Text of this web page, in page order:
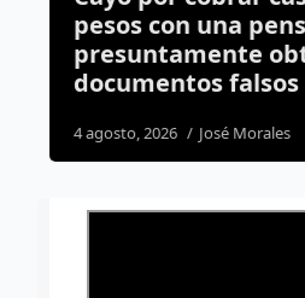
pesos con una
presuntamente
documentos falsos
4 agosto, 2026 José Morales